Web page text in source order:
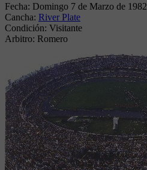
Fecha: Domingo 7 de Marzo de 1982
Cancha: River Plate
Condición: Visitante
Arbitro: Romero